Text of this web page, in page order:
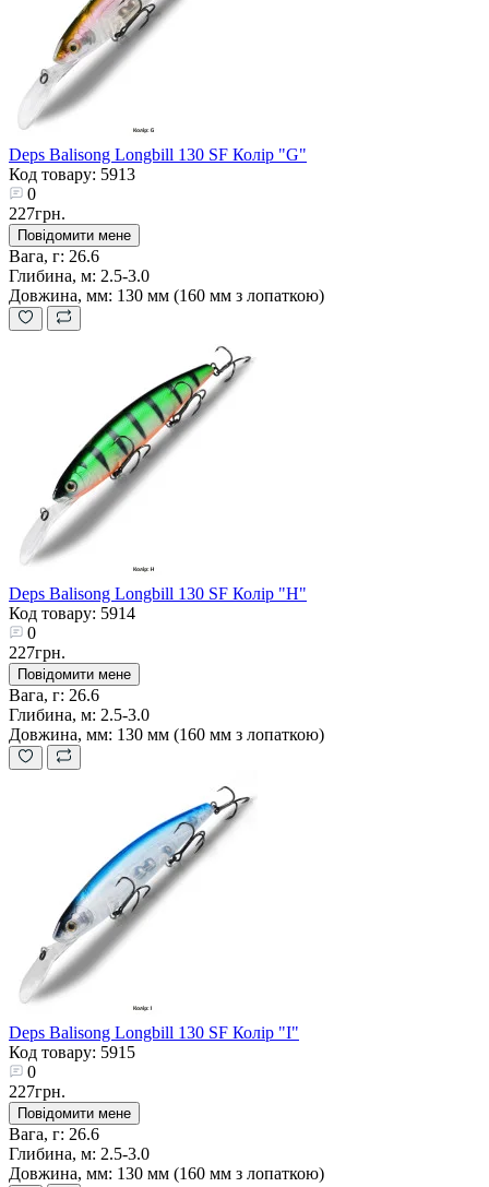
Deps Balisong Longbill 130 SF Колір "G"
Код товару: 5913
0
227грн.
Повідомити мене
Вага, г: 26.6
Глибина, м: 2.5-3.0
Довжина, мм: 130 мм (160 мм з лопаткою)
Deps Balisong Longbill 130 SF Колір "H"
Код товару: 5914
0
227грн.
Повідомити мене
Вага, г: 26.6
Глибина, м: 2.5-3.0
Довжина, мм: 130 мм (160 мм з лопаткою)
Deps Balisong Longbill 130 SF Колір "I"
Код товару: 5915
0
227грн.
Повідомити мене
Вага, г: 26.6
Глибина, м: 2.5-3.0
Довжина, мм: 130 мм (160 мм з лопаткою)